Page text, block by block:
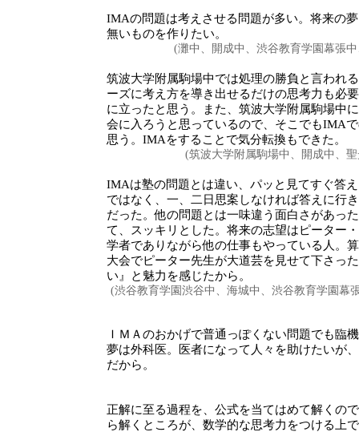
IMAの問題は考えさせる問題が多い。将来の
無いものを作りたい。
(灘中、開成中、渋谷教育学園幕張
筑波大学附属駒場中では処理の勝負と言われ
ーズに考え方を導き出せるだけの思考力も必
に立ったと思う。また、筑波大学附属駒場中
会に入ろうと思っているので、そこでもIMA
思う。IMAをすることで気分転換もできた。
(筑波大学附属駒場中、開成中、
IMAは塾の問題とは違い、パッと見てすぐ答
ではなく、一、二日思案しなければ答えに行
だった。他の問題とは一味違う面白さがあっ
て、スッキリとした。将来の志望はピーター
学者でありながら他の仕事もやっている人。
大会でピーター先生が大道芸を見せて下さっ
い』と魅力を感じたから。
(渋谷教育学園渋谷中、海城中、渋谷教育学園幕
ＩＭＡのおかげで普通っぽくない問題でも臨
夢は外科医。医者になって人々を助けたいが
だから。
正解に至る過程を、公式を当てはめて解くの
ら解くところが、数学的な思考力をつける上